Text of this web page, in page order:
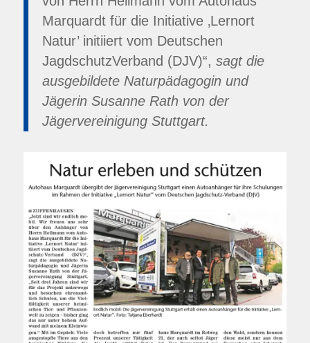
Marquardt für die Initiative ‚Lernort
Natur’ initiiert vom Deutschen
Jagdschutz­Verband (DJV)“, sagt die
ausgebildete Naturpädagogin und
Jägerin Susanne Rath von der
Jägervereinigung Stuttgart.